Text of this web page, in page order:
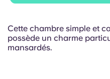
Cette chambre simple et
possède un charme
mansardés.